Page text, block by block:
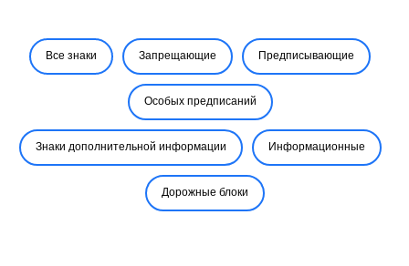
Все знаки Запрещающие Предписывающие
Особых предписаний
Знаки дополнительной информации Информационные
Дорожные блоки